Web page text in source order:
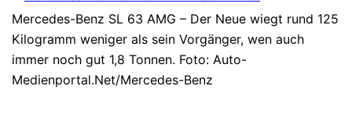
Mercedes-Benz SL 63 AMG – Der Neue wiegt rund 125
Kilogramm weniger als sein Vorgänger, wen auch
immer noch gut 1,8 Tonnen. Foto: Auto-
Medienportal.Net/Mercedes-Benz